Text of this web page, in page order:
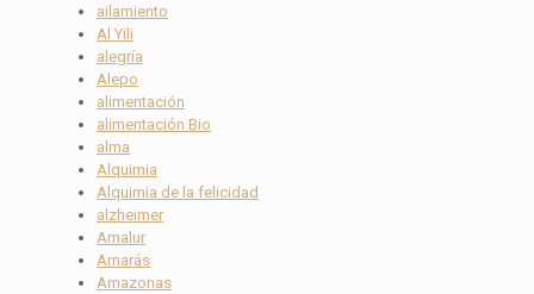
ailamiento
Al Yili
alegría
Alepo
alimentación
alimentación Bio
alma
Alquimia
Alquimia de la felicidad
alzheimer
Amalur
Amarás
Amazonas